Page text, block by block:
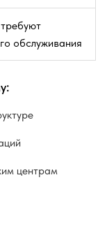
обслуживания
центрам